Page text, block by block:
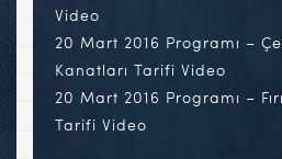
Video
20 Mart 2016 Programı –
Kanatları Tarifi Video
20 Mart 2016 Programı –
Tarifi Video